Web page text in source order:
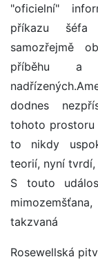
"oficielní"
příkazu šéfa
samozřejmě
příběhu a
dodnes
tohoto prostoru
to nikdy
teorií, nyní
S touto
takzvaná
Rosewellská